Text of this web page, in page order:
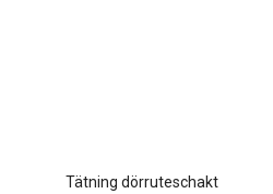
Tätning dörruteschakt